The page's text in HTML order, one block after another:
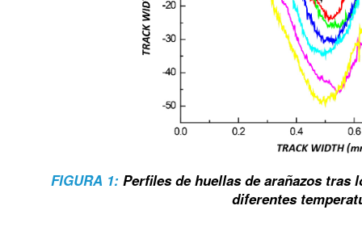
FIGURA 1: Perfiles de huellas de arañazos tras
diferentes